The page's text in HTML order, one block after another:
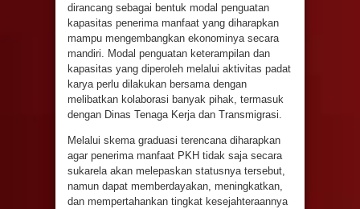
dirancang sebagai bentuk modal penguatan
kapasitas penerima manfaat yang diharapkan
mampu mengembangkan ekonominya secara
mandiri. Modal penguatan keterampilan dan
kapasitas yang diperoleh melalui aktivitas padat
karya perlu dilakukan bersama dengan
melibatkan kolaborasi banyak pihak, termasuk
dengan Dinas Tenaga Kerja dan Transmigrasi.
Melalui skema graduasi terencana diharapkan
agar penerima manfaat PKH tidak saja secara
sukarela akan melepaskan statusnya tersebut,
namun dapat memberdayakan, meningkatkan,
dan mempertahankan tingkat kesejahteraannya